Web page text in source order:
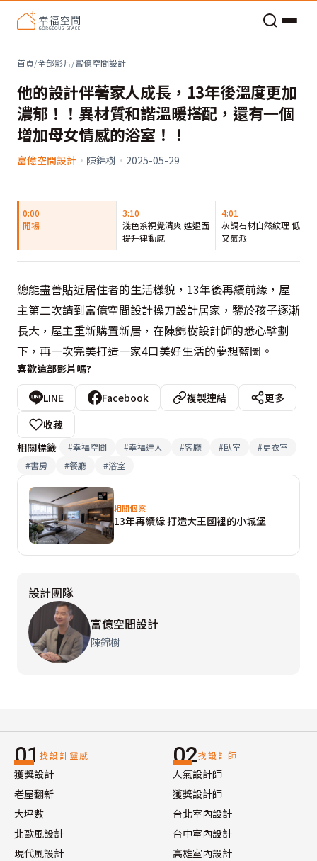
首頁/全部影片/富億空間設計
他的設計伴著家人成長，13年後溫度更加
濃郁！！異材質和諧溫暖搭配，還有一個
增加母女情感的浴室！！
富億空間設計 · 陳錦樹 · 2025-05-29
0:00
開場
3:10
淺色系視覺清爽 進退面
提升律動感
4:01
灰調石材自然紋理 低調
又氣派
總能盡善貼近居住者的生活樣貌，13年後再續前緣，屋
主第二次請到富億空間設計操刀設計居家，鑒於孩子逐漸
長大，屋主重新購置新居，在陳錦樹設計師的悉心擘劃
下，再一次完美打造一家4口美好生活的夢想藍圖。
喜歡這部影片嗎?
LINE Facebook 複製連結
更多
收藏
相關標籤
#幸福空間 #幸福達人 #客廳 #臥室 #更衣室
#書房 #餐廳 #浴室
相關個案
13年再續緣 打造大王國裡的小城堡
設計團隊
富億空間設計
陳錦樹
01 找設計靈感
獲獎設計
老屋翻新
大坪數
北歐風設計
現代風設計
02找設計師
人氣設計師
獲獎設計師
台北室內設計
台中室內設計
高雄室內設計